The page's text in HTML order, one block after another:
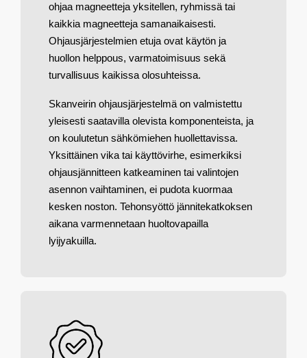
ohjaa magneetteja yksitellen, ryhmissä tai
kaikkia magneetteja samanaikaisesti.
Ohjausjärjestelmien etuja ovat käytön ja
huollon helppous, varmatoimisuus sekä
turvallisuus kaikissa olosuhteissa.
Skanveirin ohjausjärjestelmä on valmistettu
yleisesti saatavilla olevista komponenteista, ja
on koulutetun sähkömiehen huollettavissa.
Yksittäinen vika tai käyttövirhe, esimerkiksi
ohjausjännitteen katkeaminen tai valintojen
asennon vaihtaminen, ei pudota kuormaa
kesken noston. Tehonsyöttö jännitekatkoksen
aikana varmennetaan huoltovapailla
lyijyakuilla.